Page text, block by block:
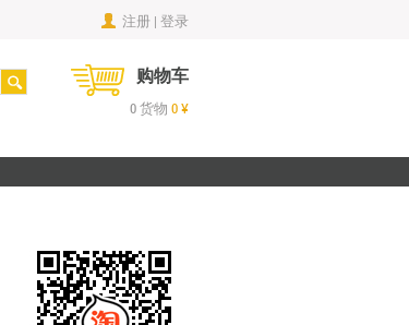
注册 | 登录
购物车
0 货物 0 ¥